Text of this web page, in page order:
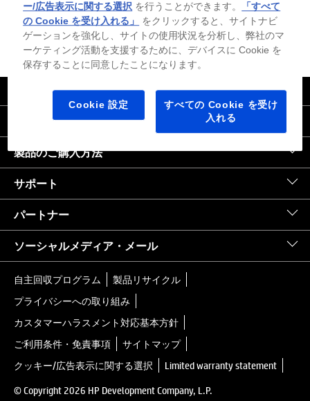
的にアップデートされ、有効になります。高速インターネットとMicrosoftアカウ
ントが必要になります。ISPの料金が適用され、今後アップデートの際に要件が追
加される場合があります。http://www.windows.com 外部リンクアイコンをご覧く
ださい。
｜United States HP.com
会社情報
製品のご購入方法
サポート
パートナー
ソーシャルメディア・メール
自主回収プログラム
製品リサイクル
プライバシーへの取り組み
カスタマーハラスメント対応基本方針
ご利用条件・免責事項
サイトマップ
クッキー/広告表示に関する選択
Limited warranty statement
© Copyright 2026 HP Development Company, L.P.
ー/広告表示に関する選択 を行うことができます。
「すべて
の Cookie を受け入れる」
をクリックすると、サイトナビ
ゲーションを強化し、サイトの使用状況を分析し、弊社のマ
ーケティング活動を支援するために、デバイスに Cookie を
保存することに同意したことになります。
Cookie 設定
すべての Cookie を受け
入れる